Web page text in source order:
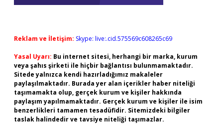
Reklam ve İletişim: Skype: live:.cid.575569c608265c69
Yasal Uyarı: Bu internet sitesi, herhangi bir marka, kurum
veya şahıs şirketi ile hiçbir bağlantısı bulunmamaktadır.
Sitede yalnızca kendi hazırladığımız makaleler
paylaşılmaktadır. Burada yer alan içerikler haber niteliği
taşımamakta olup, gerçek kurum ve kişiler hakkında
paylaşım yapılmamaktadır. Gerçek kurum ve kişiler ile isim
benzerlikleri tamamen tesadüfidir. Sitemizdeki bilgiler
taslak halindedir ve tavsiye niteliği taşımazlar.